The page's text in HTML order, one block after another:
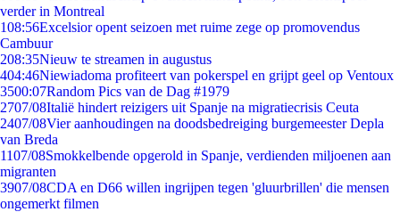
verder in Montreal
108:56Excelsior opent seizoen met ruime zege op promovendus
Cambuur
208:35Nieuw te streamen in augustus
404:46Niewiadoma profiteert van pokerspel en grijpt geel op Ventoux
3500:07Random Pics van de Dag #1979
2707/08Italië hindert reizigers uit Spanje na migratiecrisis Ceuta
2407/08Vier aanhoudingen na doodsbedreiging burgemeester Depla
van Breda
1107/08Smokkelbende opgerold in Spanje, verdienden miljoenen aan
migranten
3907/08CDA en D66 willen ingrijpen tegen 'gluurbrillen' die mensen
ongemerkt filmen